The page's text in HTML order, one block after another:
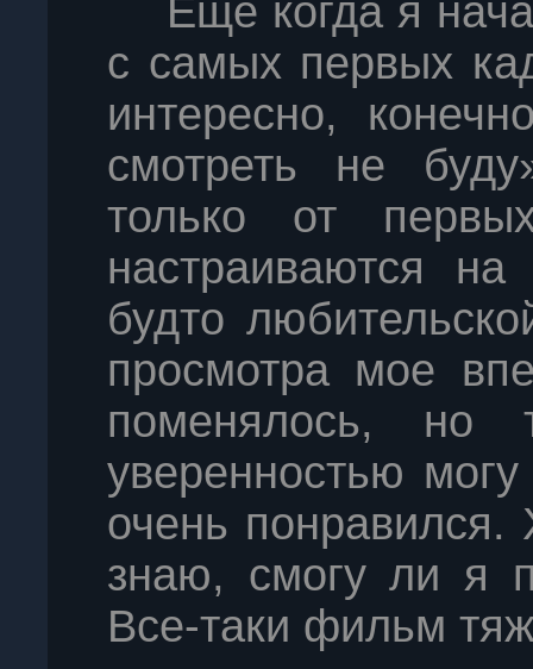
Еще когда я
с самых первых
интересно,
смотреть не
только от
настраиваются
будто
просмотра мое
поменялось,
уверенностью
очень понравился.
знаю, смогу ли я
Все-таки фильм